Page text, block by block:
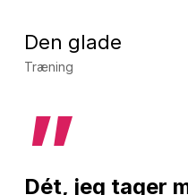
Den glade
Træning
”
Dét, jeg tager